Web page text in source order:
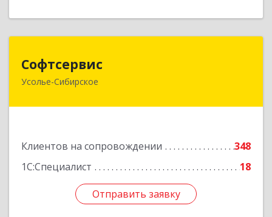
Софтсервис
Усолье-Сибирское
Клиентов на сопровождении
348
1С:Специалист
18
Отправить заявку
665451, Иркутская обл, Усолье-Сибирское г,
Отправить заявку